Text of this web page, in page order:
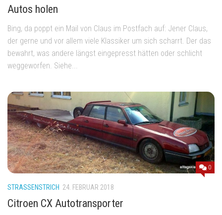
Autos holen
Bing, da poppt ein Mail von Claus im Postfach auf: Jener Claus,
der gerne und vor allem viele Klassiker um sich scharrt. Der das
bewahrt, was andere längst eingepresst hätten oder schlicht
weggeworfen. Siehe...
0
STRASSENSTRICH 24. FEBRUAR 2018
Citroen CX Autotransporter